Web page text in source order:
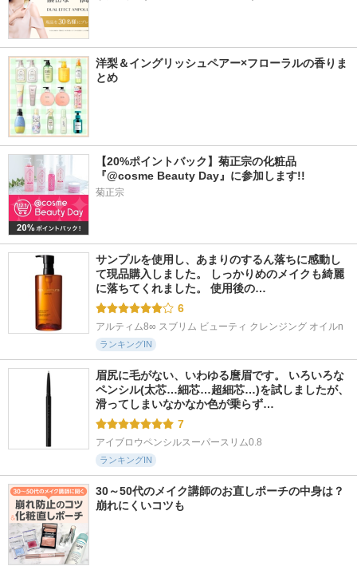
洋梨＆イングリッシュペアー×フローラルの香りま
とめ
【20%ポイントバック】菊正宗の化粧品
『@cosme Beauty Day』に参加します!!
菊正宗
サンプルを使用し、あまりのするん落ちに感動し
て現品購入しました。 しっかりめのメイクも綺麗
に落ちてくれました。 使用後の…
6
アルティム8∞ スブリム ビューティ クレンジング オイルn
ランキングIN
眉尻に毛がない、いわゆる麿眉です。 いろいろな
ペンシル(太芯…細芯…超細芯…)を試しましたが、
滑ってしまいなかなか色が乗らず…
7
アイブロウペンシルスーパースリム0.8
ランキングIN
30～50代のメイク講師のお直しポーチの中身は？
崩れにくいコツも